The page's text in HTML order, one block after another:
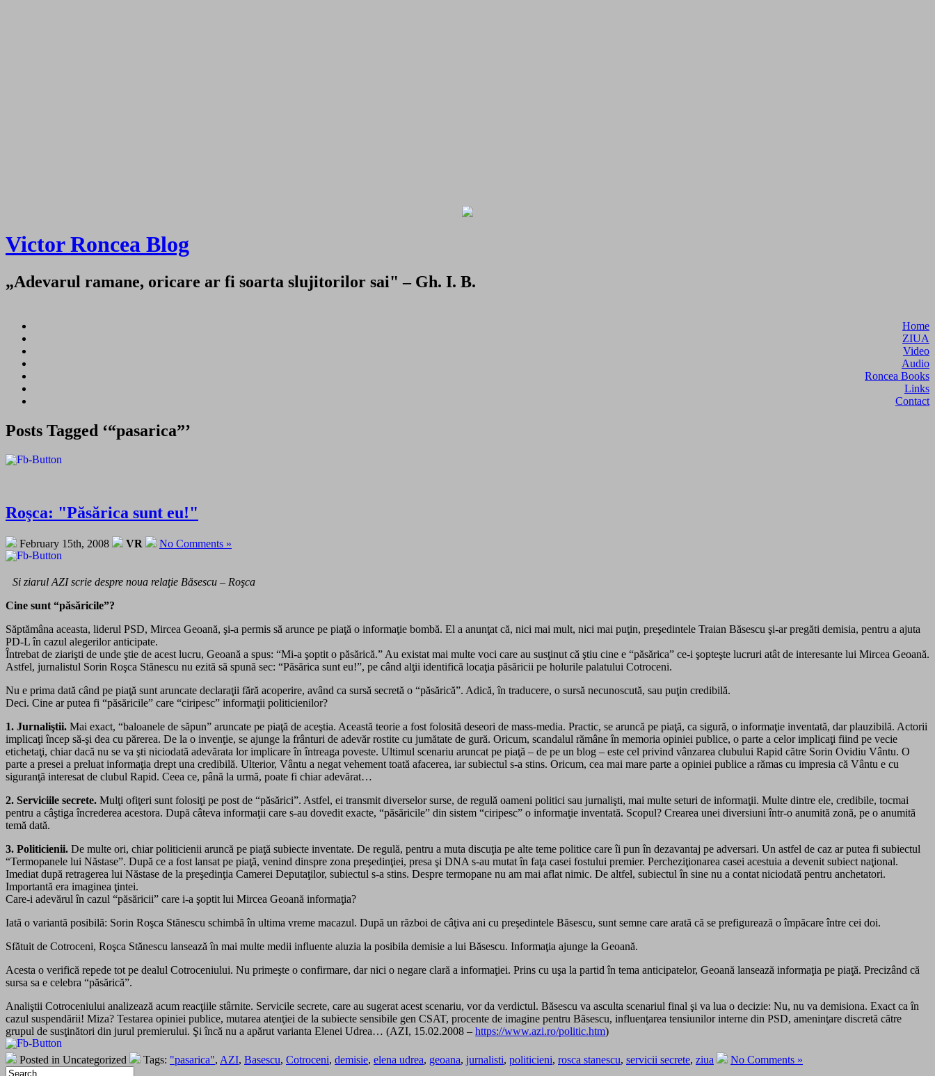
Victor Roncea Blog
„Adevarul ramane, oricare ar fi soarta slujitorilor sai" – Gh. I. B.
Home
ZIUA
Video
Audio
Roncea Books
Links
Contact
Posts Tagged ‘“pasarica”’
Roşca: "Păsărica sunt eu!"
February 15th, 2008 VR No Comments »
Si ziarul AZI scrie despre noua relaţie Băsescu – Roşca
Cine sunt “păsăricile”?
Săptămâna aceasta, liderul PSD, Mircea Geoană, şi-a permis să arunce pe piaţă o informaţie bombă. El a anunţat că, nici mai mult, nici mai puţin, preşedintele Traian Băsescu şi-ar pregăti demisia, pentru a ajuta
PD-L în cazul alegerilor anticipate.
Întrebat de ziarişti de unde ştie de acest lucru, Geoană a spus: “Mi-a şoptit o păsărică.” Au existat mai multe voci care au susţinut că ştiu cine e “păsărica” ce-i şopteşte lucruri atât de interesante lui Mircea Geoană.
Astfel, jurnalistul Sorin Roşca Stănescu nu ezită să spună sec: “Păsărica sunt eu!”, pe când alţii identifică locaţia păsăricii pe holurile palatului Cotroceni.
Nu e prima dată când pe piaţă sunt aruncate declaraţii fără acoperire, având ca sursă secretă o “păsărică”. Adică, în traducere, o sursă necunoscută, sau puţin credibilă.
Deci. Cine ar putea fi “păsăricile” care “ciripesc” informaţii politicienilor?
1. Jurnaliştii. Mai exact, “baloanele de săpun” aruncate pe piaţă de aceştia. Această teorie a fost folosită deseori de mass-media. Practic, se aruncă pe piaţă, ca sigură, o informaţie inventată, dar plauzibilă. Actorii
implicaţi încep să-şi dea cu părerea. De la o invenţie, se ajunge la frânturi de adevăr rostite cu jumătate de gură. Oricum, scandalul rămâne în memoria opiniei publice, o parte a celor implicaţi fiind pe vecie
etichetaţi, chiar dacă nu se va şti niciodată adevărata lor implicare în întreaga poveste. Ultimul scenariu aruncat pe piaţă – de pe un blog – este cel privind vânzarea clubului Rapid către Sorin Ovidiu Vântu. O
parte a presei a preluat informaţia drept una credibilă. Ulterior, Vântu a negat vehement toată afacerea, iar subiectul s-a stins. Oricum, cea mai mare parte a opiniei publice a rămas cu impresia că Vântu e cu
siguranţă interesat de clubul Rapid. Ceea ce, până la urmă, poate fi chiar adevărat…
2. Serviciile secrete. Mulţi ofiţeri sunt folosiţi pe post de “păsărici”. Astfel, ei transmit diverselor surse, de regulă oameni politici sau jurnalişti, mai multe seturi de informaţii. Multe dintre ele, credibile, tocmai
pentru a câştiga încrederea acestora. După câteva informaţii care s-au dovedit exacte, “păsăricile” din sistem “ciripesc” o informaţie inventată. Scopul? Crearea unei diversiuni într-o anumită zonă, pe o anumită
temă dată.
3. Politicienii. De multe ori, chiar politicienii aruncă pe piaţă subiecte inventate. De regulă, pentru a muta discuţia pe alte teme politice care îi pun în dezavantaj pe adversari. Un astfel de caz ar putea fi subiectul
“Termopanele lui Năstase”. După ce a fost lansat pe piaţă, venind dinspre zona preşedinţiei, presa şi DNA s-au mutat în faţa casei fostului premier. Percheziţionarea casei acestuia a devenit subiect naţional.
Imediat după retragerea lui Năstase de la preşedinţia Camerei Deputaţilor, subiectul s-a stins. Despre termopane nu am mai aflat nimic. De altfel, subiectul în sine nu a contat niciodată pentru anchetatori.
Importantă era imaginea ţintei.
Care-i adevărul în cazul “păsăricii” care i-a şoptit lui Mircea Geoană informaţia?
Iată o variantă posibilă: Sorin Roşca Stănescu schimbă în ultima vreme macazul. După un război de câţiva ani cu preşedintele Băsescu, sunt semne care arată că se prefigurează o împăcare între cei doi.
Sfătuit de Cotroceni, Roşca Stănescu lansează în mai multe medii influente aluzia la posibila demisie a lui Băsescu. Informaţia ajunge la Geoană.
Acesta o verifică repede tot pe dealul Cotroceniului. Nu primeşte o confirmare, dar nici o negare clară a informaţiei. Prins cu uşa la partid în tema anticipatelor, Geoană lansează informaţia pe piaţă. Precizând că
sursa sa e celebra “păsărică”.
Analiştii Cotroceniului analizează acum reacţiile stârnite. Servicile secrete, care au sugerat acest scenariu, vor da verdictul. Băsescu va asculta scenariul final şi va lua o decizie: Nu, nu va demisiona. Exact ca în
cazul suspendării! Miza? Testarea opiniei publice, mutarea atenţiei de la subiecte sensibile gen CSAT, procente de imagine pentru Băsescu, influenţarea tensiunilor interne din PSD, ameninţare discretă către
grupul de susţinători din jurul premierului. Şi încă nu a apărut varianta Elenei Udrea… (AZI, 15.02.2008 – https://www.azi.ro/politic.htm)
Posted in Uncategorized Tags: "pasarica", AZI, Basescu, Cotroceni, demisie, elena udrea, geoana, jurnalisti, politicieni, rosca stanescu, servicii secrete, ziua No Comments »